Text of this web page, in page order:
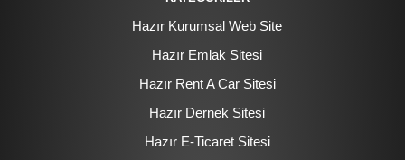
Hazır Kurumsal Web Site
Hazır Emlak Sitesi
Hazır Rent A Car Sitesi
Hazır Dernek Sitesi
Hazır E-Ticaret Sitesi